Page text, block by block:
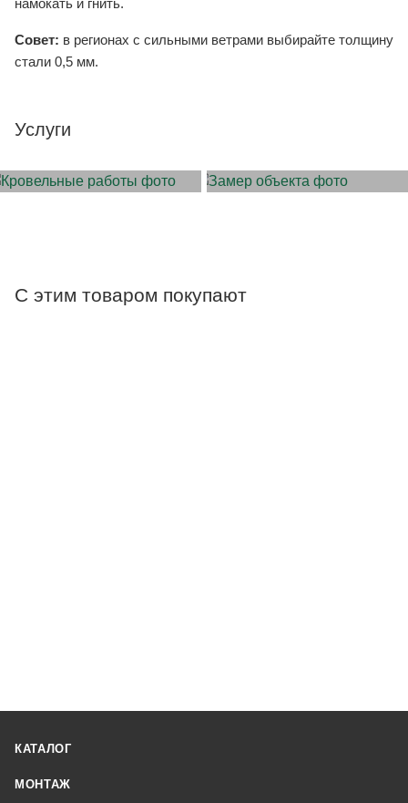
Совет: в регионах с сильными ветрами выбирайте толщину
стали 0,5 мм.
Услуги
С этим товаром покупают
КАТАЛОГ
МОНТАЖ